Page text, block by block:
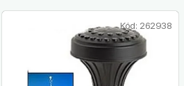
e
Kód: 262938